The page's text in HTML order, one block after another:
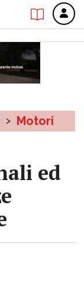
> Motori
ed